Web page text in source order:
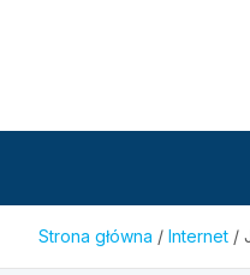
Strona główna Internet